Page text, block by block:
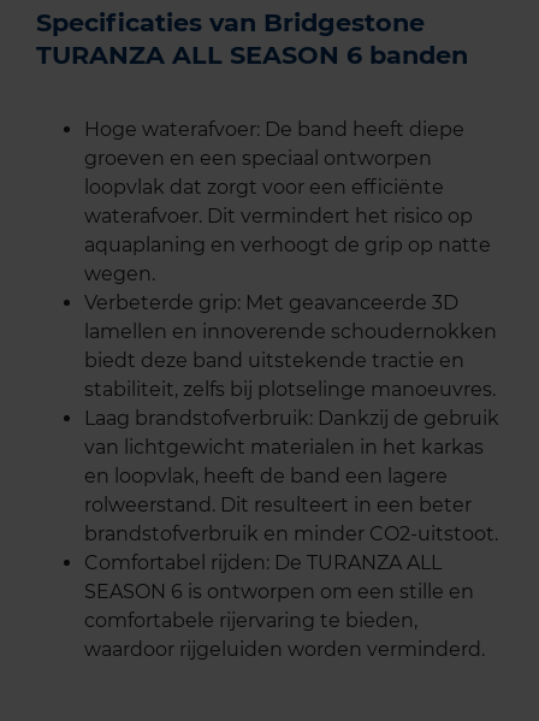
Specificaties van Bridgestone
TURANZA ALL SEASON 6 banden
Hoge waterafvoer: De band heeft diepe
groeven en een speciaal ontworpen
loopvlak dat zorgt voor een efficiënte
waterafvoer. Dit vermindert het risico op
aquaplaning en verhoogt de grip op natte
wegen.
Verbeterde grip: Met geavanceerde 3D
lamellen en innoverende schoudernokken
biedt deze band uitstekende tractie en
stabiliteit, zelfs bij plotselinge manoeuvres.
Laag brandstofverbruik: Dankzij de gebruik
van lichtgewicht materialen in het karkas
en loopvlak, heeft de band een lagere
rolweerstand. Dit resulteert in een beter
brandstofverbruik en minder CO2-uitstoot.
Comfortabel rijden: De TURANZA ALL
SEASON 6 is ontworpen om een stille en
comfortabele rijervaring te bieden,
waardoor rijgeluiden worden verminderd.